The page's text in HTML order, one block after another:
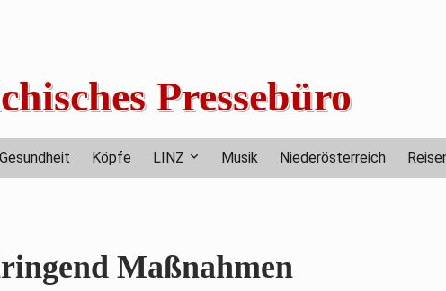
Pressebüro
Gesundheit Köpfe LINZ Musik Niederösterreich
Maßnahmen